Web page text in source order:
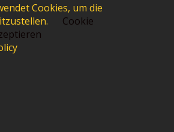
Cookies, um die
Cookie